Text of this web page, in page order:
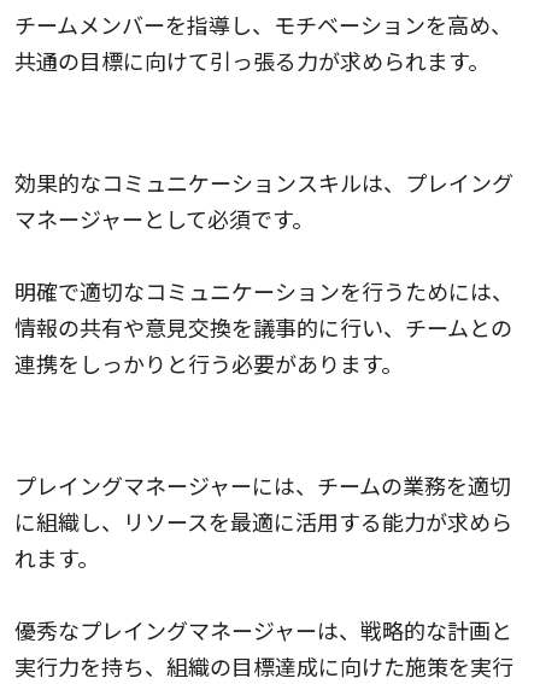
チームメンバーを指導し、モチベーションを高め、
共通の目標に向けて引っ張る力が求められます。
効果的なコミュニケーションスキルは、プレイング
マネージャーとして必須です。
明確で適切なコミュニケーションを行うためには、
情報の共有や意見交換を議事的に行い、チームとの
連携をしっかりと行う必要があります。
プレイングマネージャーには、チームの業務を適切
に組織し、リソースを最適に活用する能力が求めら
れます。
優秀なプレイングマネージャーは、戦略的な計画と
実行力を持ち、組織の目標達成に向けた施策を実行